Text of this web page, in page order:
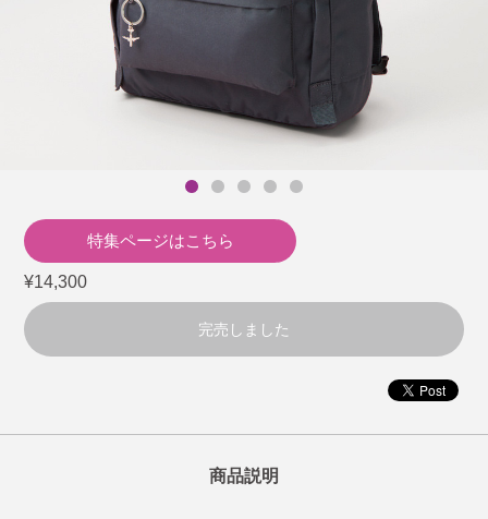
特集ページはこちら
¥14,300
完売しました
商品説明